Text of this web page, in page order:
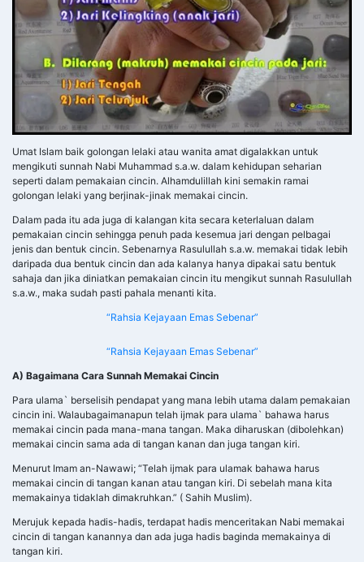
Umat Islam baik golongan lelaki atau wanita amat digalakkan untuk
mengikuti sunnah Nabi Muhammad s.a.w. dalam kehidupan seharian
seperti dalam pemakaian cincin. Alhamdulillah kini semakin ramai
golongan lelaki yang berjinak-jinak memakai cincin.
Dalam pada itu ada juga di kalangan kita secara keterlaluan dalam
pemakaian cincin sehingga penuh pada kesemua jari dengan pelbagai
jenis dan bentuk cincin. Sebenarnya Rasulullah s.a.w. memakai tidak lebih
daripada dua bentuk cincin dan ada kalanya hanya dipakai satu bentuk
sahaja dan jika diniatkan pemakaian cincin itu mengikut sunnah Rasulullah
s.a.w., maka sudah pasti pahala menanti kita.
“Rahsia Kejayaan Emas Sebenar”
“Rahsia Kejayaan Emas Sebenar”
A) Bagaimana Cara Sunnah Memakai Cincin
Para ulama` berselisih pendapat yang mana lebih utama dalam pemakaian
cincin ini. Walaubagaimanapun telah ijmak para ulama` bahawa harus
memakai cincin pada mana-mana tangan. Maka diharuskan (dibolehkan)
memakai cincin sama ada di tangan kanan dan juga tangan kiri.
Menurut Imam an-Nawawi; “Telah ijmak para ulamak bahawa harus
memakai cincin di tangan kanan atau tangan kiri. Di sebelah mana kita
memakainya tidaklah dimakruhkan.” ( Sahih Muslim).
Merujuk kepada hadis-hadis, terdapat hadis menceritakan Nabi memakai
cincin di tangan kanannya dan ada juga hadis baginda memakainya di
tangan kiri.